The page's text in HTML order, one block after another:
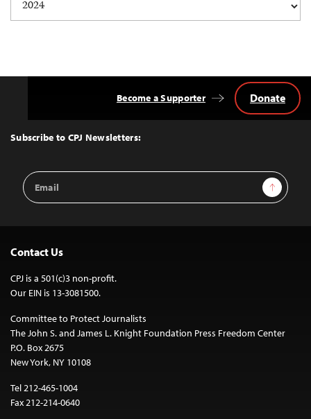
navigation
Top
Subscribe to CPJ Newsletters:
Email
Address
Sign Up
Become a Supporter Donate
Contact Us
CPJ is a 501(c)3 non-profit.
Our EIN is 13-3081500.
Committee to Protect Journalists
The John S. and James L. Knight Foundation Press Freedom Center
P.O. Box 2675
New York, NY 10108
Tel 212-465-1004
Fax 212-214-0640